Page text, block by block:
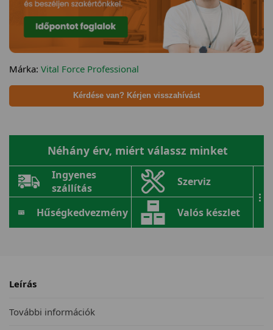
Márka: Vital Force Professional
Kérdése van? Kérjen visszahívást
Néhány érv, miért válassz minket
Ingyenes
szállítás
Szerviz
Hűségkedvezmény Valós készlet
...
Leírás
További információk